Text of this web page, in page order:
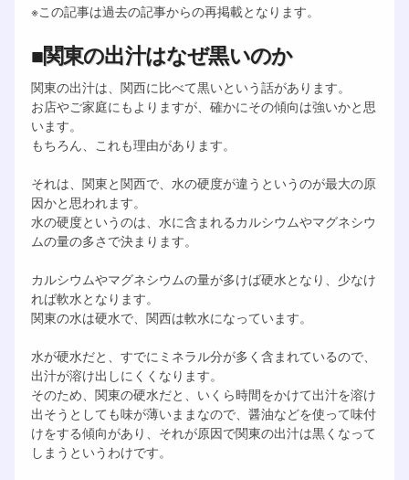
※この記事は過去の記事からの再掲載となります。
■関東の出汁はなぜ黒いのか
関東の出汁は、関西に比べて黒いという話があります。
お店やご家庭にもよりますが、確かにその傾向は強いかと思
います。
もちろん、これも理由があります。
それは、関東と関西で、水の硬度が違うというのが最大の原
因かと思われます。
水の硬度というのは、水に含まれるカルシウムやマグネシウ
ムの量の多さで決まります。
カルシウムやマグネシウムの量が多けば硬水となり、少なけ
れば軟水となります。
関東の水は硬水で、関西は軟水になっています。
水が硬水だと、すでにミネラル分が多く含まれているので、
出汁が溶け出しにくくなります。
そのため、関東の硬水だと、いくら時間をかけて出汁を溶け
出そうとしても味が薄いままなので、醤油などを使って味付
けをする傾向があり、それが原因で関東の出汁は黒くなって
しまうというわけです。